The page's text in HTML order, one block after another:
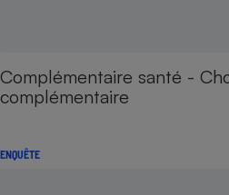
Complémentaire santé -
complémentaire
ENQUÊTE